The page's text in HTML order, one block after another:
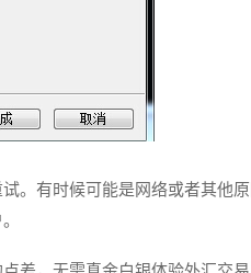
。有时候可能是网络或者其他